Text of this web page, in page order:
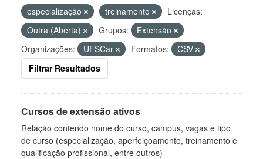
especialização
treinamento
Licenças:
Outra (Aberta)
Grupos:
Extensão
Organizações:
UFSCar Formatos:
CSV
Filtrar Resultados
Cursos de extensão ativos
Relação contendo nome do curso, campus, vagas e tipo
de curso (especialização, aperfeiçoamento, treinamento e
qualificação profissional, entre outros)